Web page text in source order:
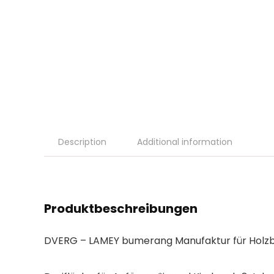
Description Additional information
Produktbeschreibungen
DVERG – LAMEY bumerang Manufaktur für